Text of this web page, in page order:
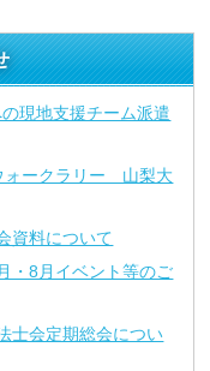
現地支援チーム派遣
ォークラリー 山梨大
資料について
・8月イベント等のご
士会定期総会につい